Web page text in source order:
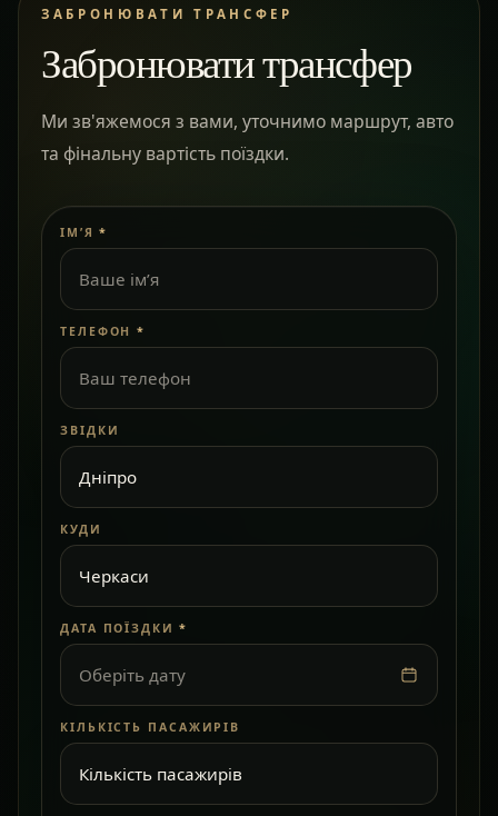
ЗАБРОНЮВАТИ ТРАНСФЕР
Забронювати трансфер
Ми зв'яжемося з вами, уточнимо маршрут, авто
та фінальну вартість поїздки.
ІМ’Я *
ТЕЛЕФОН *
ЗВІДКИ
КУДИ
ДАТА ПОЇЗДКИ *
Оберіть дату
КІЛЬКІСТЬ ПАСАЖИРІВ